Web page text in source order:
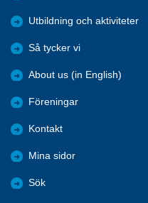
Utbildning och aktiviteter
Så tycker vi
About us (in English)
Föreningar
Kontakt
Mina sidor
Sök